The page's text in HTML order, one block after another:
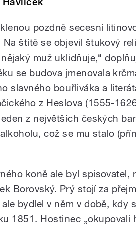
pozdně secesní
štítě se objevil štukový
muž uklidňuje,“
se budova jmenovala
slavného bouřliváka a
z Heslova (1555-
z největších českých
což se mu stalo
koně ale byl spisovatel,
Borovský. Prý stojí za
bydlel v něm v době, kdy
1851. Hostinec „okupovali